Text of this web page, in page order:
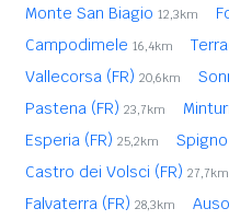
Monte San Biagio 12,3km
Campodimele 16,4km
Vallecorsa (FR) 20,6km
Pastena (FR) 23,7km
Esperia (FR) 25,2km
Castro dei Volsci (FR) 27,7km
Falvaterra (FR) 28,3km